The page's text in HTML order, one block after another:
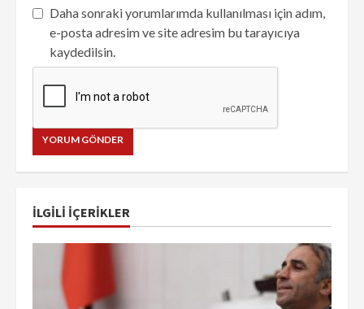
Daha sonraki yorumlarımda kullanılması için adım,
e-posta adresim ve site adresim bu tarayıcıya
kaydedilsin.
İLGILI IÇERIKLER